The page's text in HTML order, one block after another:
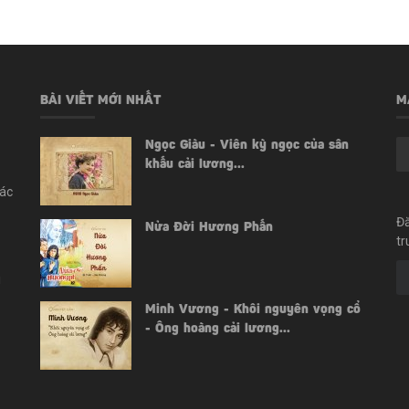
BÀI VIẾT MỚI NHẤT
Ngọc Giàu - Viên kỳ ngọc của sân
khấu cải lương...
Nửa Đời Hương Phấn
Minh Vương - Khôi nguyên vọng cổ
- Ông hoàng cải lương...